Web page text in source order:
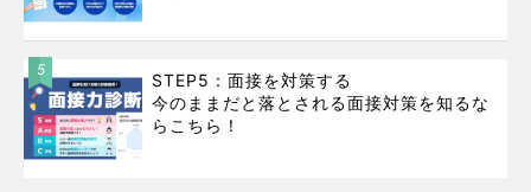
5
STEP5：面接を対策する
今のままだと落とされる面接対策を知るな
らこちら！